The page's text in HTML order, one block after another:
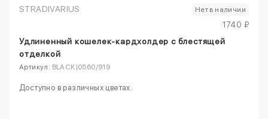
STRADIVARIUS Нет в наличии
1740 ₽
Удлиненный кошелек-кардхолдер с блестящей
отделкой
Артикул: BLACK|0560/919
Доступно в различных цветах.